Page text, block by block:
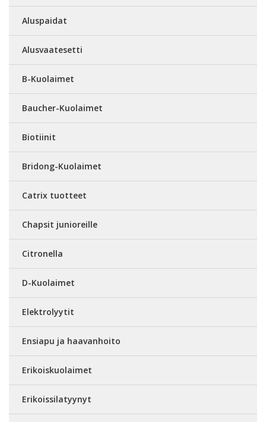
Aluspaidat
Alusvaatesetti
B-Kuolaimet
Baucher-Kuolaimet
Biotiinit
Bridong-Kuolaimet
Catrix tuotteet
Chapsit junioreille
Citronella
D-Kuolaimet
Elektrolyytit
Ensiapu ja haavanhoito
Erikoiskuolaimet
Erikoissilatyynyt